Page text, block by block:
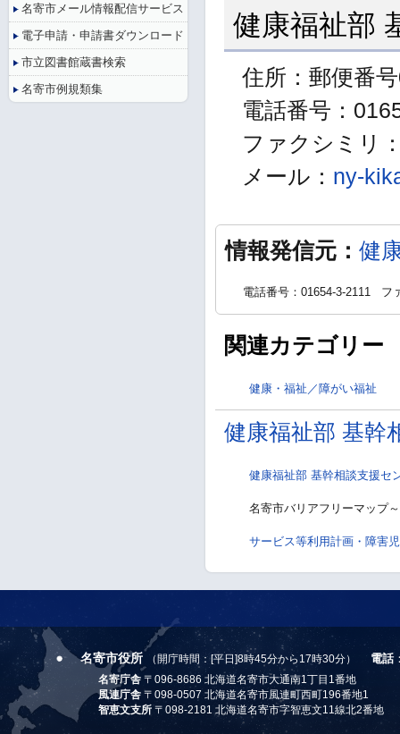
健康福祉部
住所：郵便番
電話番号：
ファクシミリ
メール： ny-
情報発信元： 健
電話番号：01654-3-2111 フ
関連カテゴリー
健康・福祉／障がい福祉
健康福祉部 基幹
健康福祉部 基幹相談支援セ
名寄市バリアフリーマップ
サービス等利用計画・障害
名寄市メール情報配信サービス
電子申請・申請書ダウンロード
市立図書館蔵書検索
名寄市例規類集
名寄市役所 （開庁時間：[平日]8時45分から17時30分） 電話
名寄庁舎 〒096-8686 北海道名寄市大通南1丁目1番地
風連庁舎 〒098-0507 北海道名寄市風連町西町196番地1
智恵文支所 〒098-2181 北海道名寄市字智恵文11線北2番地